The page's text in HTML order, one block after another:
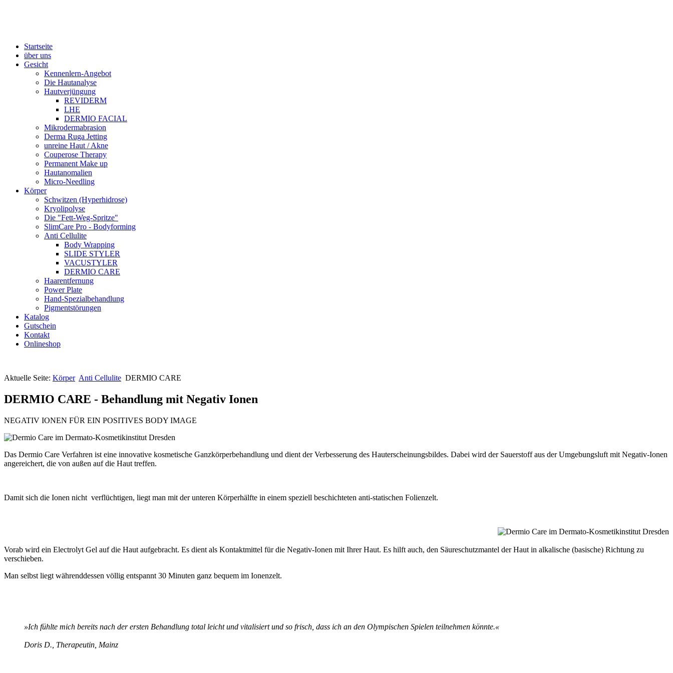
Startseite
über uns
Gesicht
Kennenlern-Angebot
Die Hautanalyse
Hautverjüngung
REVIDERM
LHE
DERMIO FACIAL
Mikrodermabrasion
Derma Ruga Jetting
unreine Haut / Akne
Couperose Therapy
Permanent Make up
Hautanomalien
Micro-Needling
Körper
Schwitzen (Hyperhidrose)
Kryolipolyse
Die "Fett-Weg-Spritze"
SlimCare Pro - Bodyforming
Anti Cellulite
Body Wrapping
SLIDE STYLER
VACUSTYLER
DERMIO CARE
Haarentfernung
Power Plate
Hand-Spezialbehandlung
Pigmentstörungen
Katalog
Gutschein
Kontakt
Onlineshop
Aktuelle Seite: Körper Anti Cellulite DERMIO CARE
DERMIO CARE - Behandlung mit Negativ Ionen
NEGATIV IONEN FÜR EIN POSITIVES BODY IMAGE
Das Dermio Care Verfahren ist eine innovative kosmetische Ganzkörperbehandlung und dient der Verbesserung des Hauterscheinungsbildes. Dabei wird der Sauerstoff aus der Umgebungsluft mit Negativ-Ionen
angereichert, die von außen auf die Haut treffen.
Damit sich die Ionen nicht verflüchtigen, liegt man mit der unteren Körperhälfte in einem speziell beschichteten anti-statischen Folienzelt.
Vorab wird ein Electrolyt Gel auf die Haut aufgebracht. Es dient als Kontaktmittel für die Negativ-Ionen mit Ihrer Haut. Es hilft auch, den Säureschutzmantel der Haut in alkalische (basische) Richtung zu
verschieben.
Man selbst liegt währenddessen völlig entspannt 30 Minuten ganz bequem im Ionenzelt.
»Ich fühlte mich bereits nach der ersten Behandlung total leicht und vitalisiert und so frisch, dass ich an den Olympischen Spielen teilnehmen könnte.«
Doris D., Therapeutin, Mainz